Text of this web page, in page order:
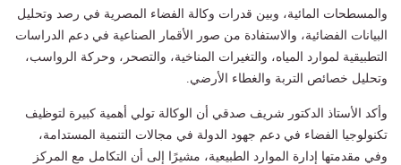
والمسطحات المائية، وبين قدرات وكالة الفضاء المصرية في رصد وتحليل
البيانات الفضائية، والاستفادة من صور الأقمار الصناعية في دعم الدراسات
التطبيقية لموارد المياه، والتغيرات المناخية، والتصحر، وحركة الرواسب،
وتحليل خصائص التربة والغطاء الأرضي.
وأكد الأستاذ الدكتور شريف صدقي أن الوكالة تولي أهمية كبيرة لتوظيف
تكنولوجيا الفضاء في دعم جهود الدولة في مجالات التنمية المستدامة،
وفي مقدمتها إدارة الموارد الطبيعية، مشيرًا إلى أن التكامل مع المركز